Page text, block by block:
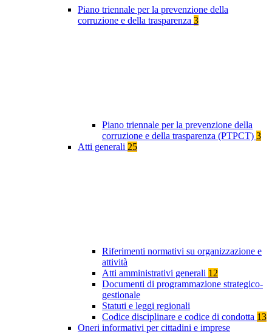
Piano triennale per la prevenzione della
corruzione e della trasparenza 3
Piano triennale per la prevenzione della
corruzione e della trasparenza (PTPCT) 3
Atti generali 25
Riferimenti normativi su organizzazione e
attività
Atti amministrativi generali 12
Documenti di programmazione strategico-
gestionale
Statuti e leggi regionali
Codice disciplinare e codice di condotta 13
Oneri informativi per cittadini e imprese